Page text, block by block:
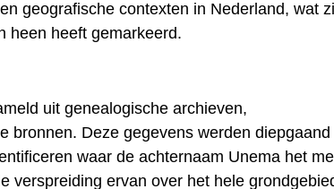
geografische contexten in Nederland, wat
heen heeft gemarkeerd.
uit genealogische archieven,
bronnen. Deze gegevens werden diepgaand
waar de achternaam Unema het
verspreiding ervan over het hele